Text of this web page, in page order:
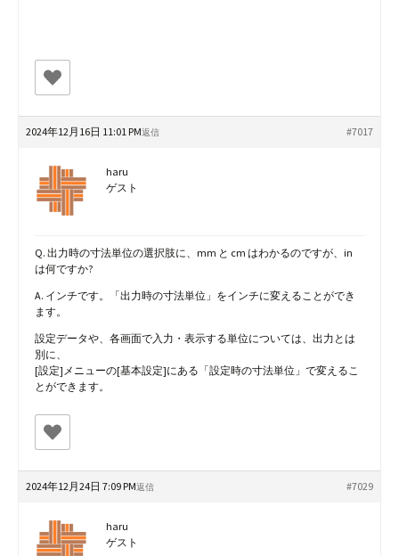
2024年12月16日 11:01 PM #7017
返信
haru
ゲスト
Q. 出力時の寸法単位の選択肢に、mm と cm はわかるのですが、in
は何ですか?
A. インチです。「出力時の寸法単位」をインチに変えることができ
ます。
設定データや、各画面で入力・表示する単位については、出力とは
別に、
[設定]メニューの[基本設定]にある「設定時の寸法単位」で変えるこ
とができます。
2024年12月24日 7:09 PM #7029
返信
haru
ゲスト